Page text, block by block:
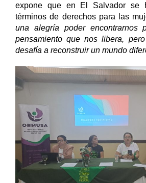
expone que en El Salvador se
términos de derechos para las
una alegría poder encontrarnos
pensamiento que nos libera,
desafía a reconstruir un mundo